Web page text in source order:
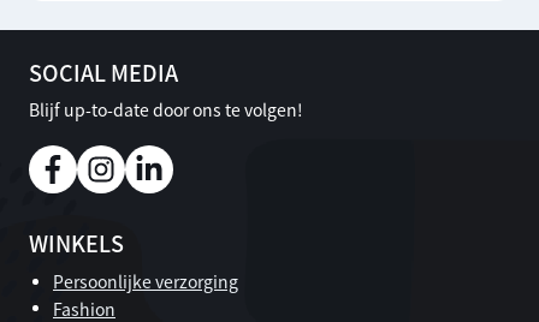
SOCIAL MEDIA
Blijf up-to-date door ons te volgen!
WINKELS
Persoonlijke verzorging
Fashion